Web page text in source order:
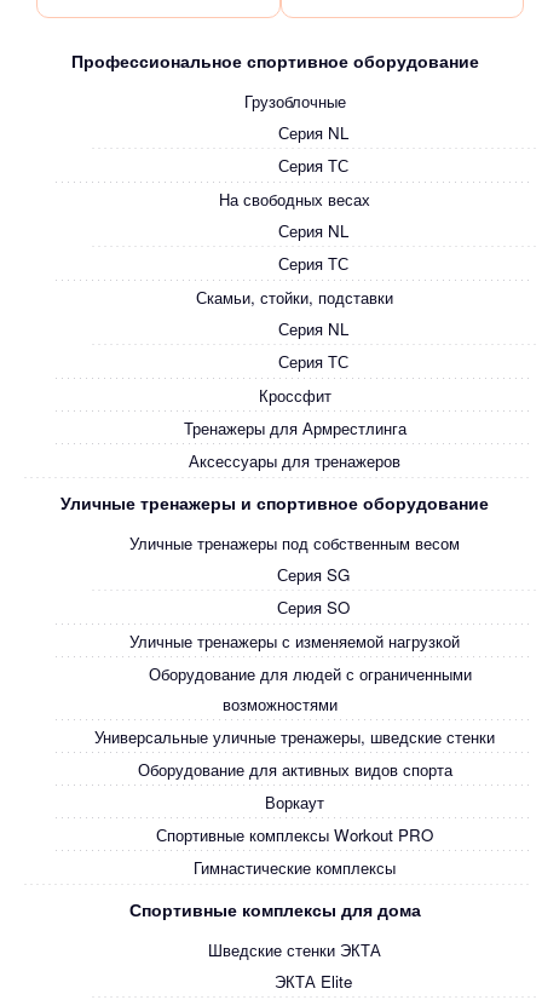
Профессиональное спортивное оборудование
Грузоблочные
Серия NL
Серия ТС
На свободных весах
Серия NL
Серия ТС
Скамьи, стойки, подставки
Серия NL
Серия ТС
Кроссфит
Тренажеры для Армрестлинга
Аксессуары для тренажеров
Уличные тренажеры и спортивное оборудование
Уличные тренажеры под собственным весом
Серия SG
Серия SO
Уличные тренажеры с изменяемой нагрузкой
Оборудование для людей с ограниченными
возможностями
Универсальные уличные тренажеры, шведские стенки
Оборудование для активных видов спорта
Воркаут
Спортивные комплексы Workout PRO
Гимнастические комплексы
Спортивные комплексы для дома
Шведские стенки ЭКТА
ЭКТА Elite